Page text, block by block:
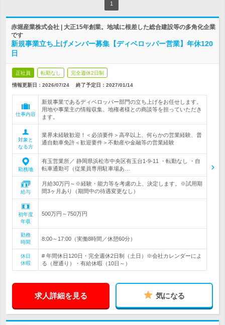
1
赤堀産業株式会社 | 大正15年創業。地域に根差した総合建設等の多角化企業
です
新規事業立ち上げメンバー募集【ディベロッパー営業】年休120
日
正社員 転勤なし 完全週休2日制
情報更新日：2026/07/24 終了予定日： 2027/01/14
仕事内容
新規事業であるディベロッパー部門の立ち上げをお任せします。
用地や事業主の情報収集、地権者様との商談等を担っていただき
ます。
対象と
なる方
業界未経験歓迎！＜必須要件＞高卒以上、何らかの営業経験、普
通自動車免許＜歓迎要件＞不動産や金融等の営業経験
勤務地
有玉営業所／ 静岡県浜松市中央区有玉台1-9-11 ・転勤なし ・自
転車通勤可（従業員専用駐車場あ…
給与
月給30万円～※経験・能力等を考慮の上、決定します。※試用期
間3ヶ月あり（期間中の待遇変更なし）
初年度
年収
500万円～750万円
勤務
時間
8:00～17:00（実働8時間／休憩60分）
休日
休暇
# 年間休日120日・完全週休2日制（土日）※会社カレンダーによ
る（暦通り）・有給休暇（10日～）
求人詳細を見る 気になる